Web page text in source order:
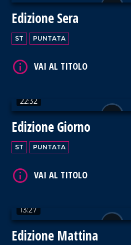
Edizione Sera
ST PUNTATA
22:32
Edizione Giorno
ST PUNTATA
13:27
Edizione Mattina
VAI AL TITOLO
VAI AL TITOLO